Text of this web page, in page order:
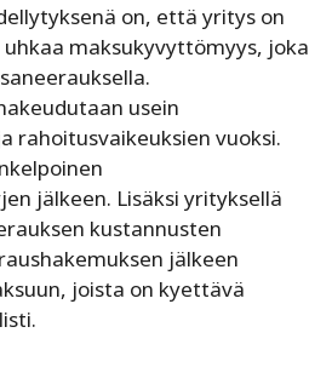
on, että yritys on
maksukyvyttömyys, joka
usein
rahoitusvaikeuksien vuoksi.
jälkeen. Lisäksi yrityksellä
kustannusten
jälkeen
joista on kyettävä